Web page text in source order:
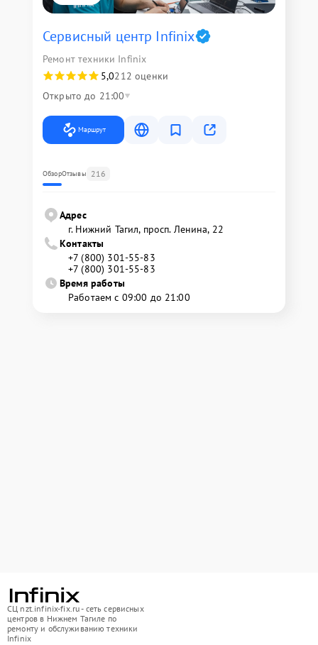
Сервисный центр Infinix
Ремонт техники Infinix
5,0212 оценки
Открыто до 21:00
Маршрут
ОбзорОтзывы 216
Адрес
г. Нижний Тагил, просп. Ленина, 22
Контакты
+7 (800) 301-55-83
+7 (800) 301-55-83
Время работы
Работаем с 09:00 до 21:00
СЦ nzt.infinix-fix.ru - сеть сервисных
центров в Нижнем Тагиле по
ремонту и обслуживанию техники
Infinix